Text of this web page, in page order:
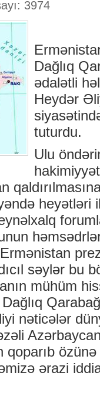
3974
Dağlıq
ədalətli
Heydər
tuturdu.
Ulu
heyətləri
səylər bu
mühüm
nəticələr
qoparıb
ərazi